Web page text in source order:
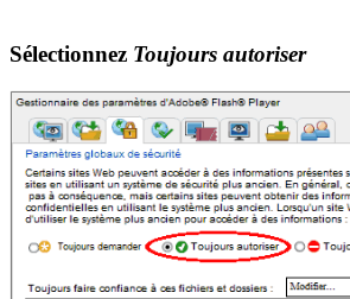
Sélectionnez Toujours autoriser